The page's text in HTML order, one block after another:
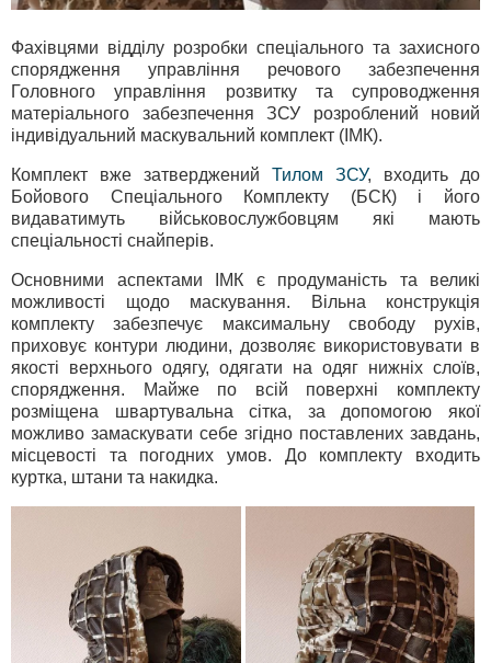
Фахівцями відділу розробки спеціального та захисного
спорядження управління речового забезпечення
Головного управління розвитку та супроводження
матеріального забезпечення ЗСУ розроблений новий
індивідуальний маскувальний комплект (ІМК).
Комплект вже затверджений Тилом ЗСУ, входить до
Бойового Спеціального Комплекту (БСК) і його
видаватимуть військовослужбовцям які мають
спеціальності снайперів.
Основними аспектами ІМК є продуманість та великі
можливості щодо маскування. Вільна конструкція
комплекту забезпечує максимальну свободу рухів,
приховує контури людини, дозволяє використовувати в
якості верхнього одягу, одягати на одяг нижніх слоїв,
спорядження. Майже по всій поверхні комплекту
розміщена швартувальна сітка, за допомогою якої
можливо замаскувати себе згідно поставлених завдань,
місцевості та погодних умов. До комплекту входить
куртка, штани та накидка.